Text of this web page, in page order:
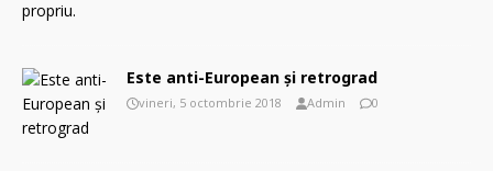
Este anti-European şi retrograd
vineri, 5 octombrie 2018 Admin 0